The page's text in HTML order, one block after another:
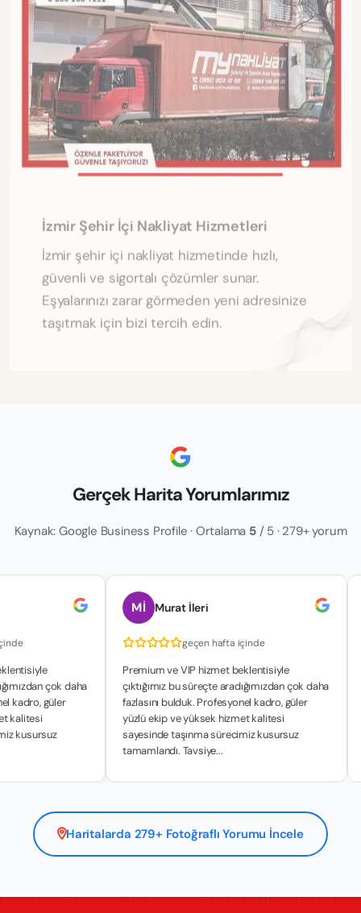
İzmir şehir içi nakliyat hizmetinde hızlı,
güvenli ve sigortalı çözümler sunar.
Eşyalarınızı zarar görmeden yeni adresinize
taşıtmak için bizi tercih edin.
Gerçek Harita Yorumlarımız
Kaynak: Google Business Profile · Ortalama 5/ 5 · 279+ yorum
çok daha
kadro, güler
kalitesi
kusursuz
Mİ Murat İleri
geçen hafta içinde
Premium ve VIP hizmet beklentisiyle
çıktığımız bu süreçte aradığımızdan çok daha
fazlasını bulduk. Profesyonel kadro, güler
yüzlü ekip ve yüksek hizmet kalitesi
sayesinde taşınma sürecimiz kusursuz
tamamlandı. Tavsiye...
Haritalarda 279+ Fotoğraflı Yorumu İncele